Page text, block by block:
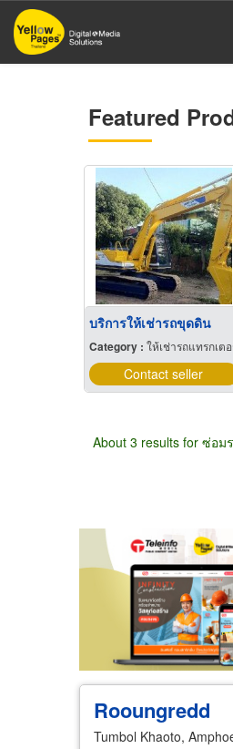
Skip
main
Featured
บริการให้เช่ารถขุดดิน
Category : ให้เช่ารถแทรกเต
Contact seller
About 3 results for ซ่อ
Wholesale
Rooungredd
Tumbol Khaoto,